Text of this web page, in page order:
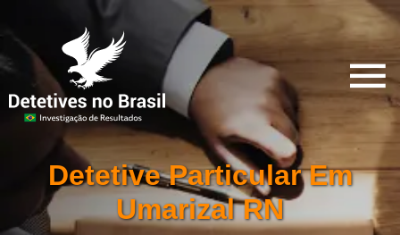
Detetive Particular Em
Umarizal RN